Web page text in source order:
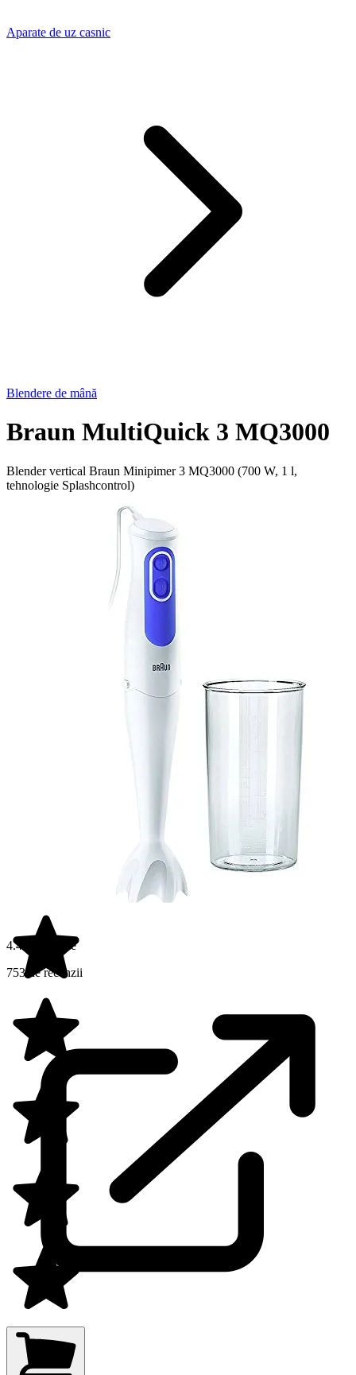
Aparate de uz casnic
Blendere de mână
Braun MultiQuick 3 MQ3000
Blender vertical Braun Minipimer 3 MQ3000 (700 W, 1 l,
tehnologie Splashcontrol)
4.4 din 5 stele
753 de recenzii